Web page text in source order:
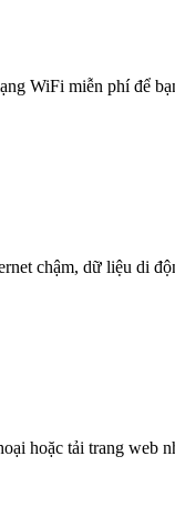
WiFi miễn phí để
chậm, dữ liệu di
hoặc tải trang web